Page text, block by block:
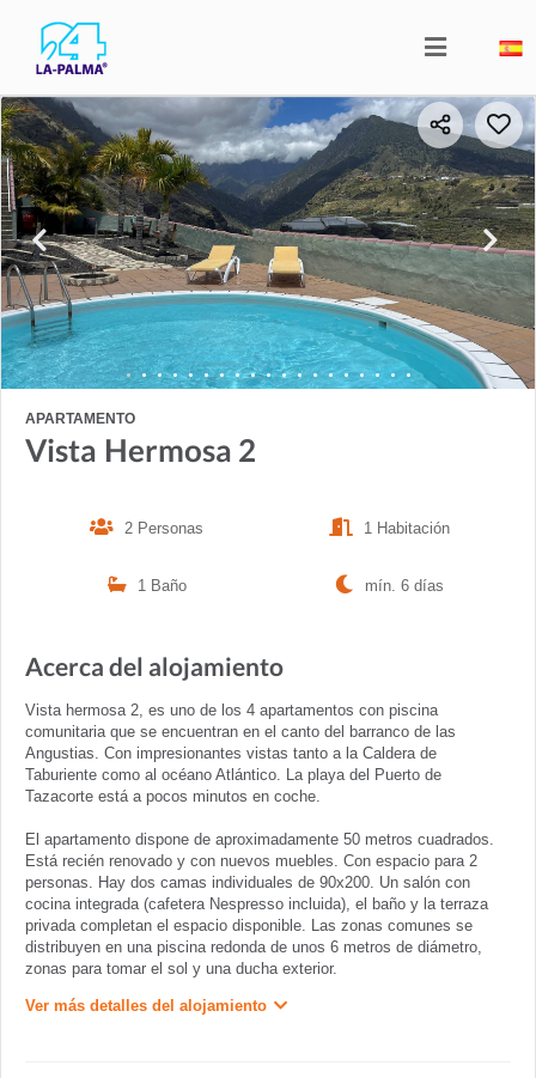
APARTAMENTO
Vista Hermosa 2
2 Personas 1 Habitación
1 Baño mín. 6 días
Acerca del alojamiento
Vista hermosa 2, es uno de los 4 apartamentos con piscina
comunitaria que se encuentran en el canto del barranco de las
Angustias. Con impresionantes vistas tanto a la Caldera de
Taburiente como al océano Atlántico. La playa del Puerto de
Tazacorte está a pocos minutos en coche.
El apartamento dispone de aproximadamente 50 metros cuadrados.
Está recién renovado y con nuevos muebles. Con espacio para 2
personas. Hay dos camas individuales de 90x200. Un salón con
cocina integrada (cafetera Nespresso incluida), el baño y la terraza
privada completan el espacio disponible. Las zonas comunes se
distribuyen en una piscina redonda de unos 6 metros de diámetro,
zonas para tomar el sol y una ducha exterior.
Ver más detalles del alojamiento